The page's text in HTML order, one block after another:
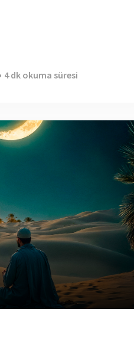
4 dk okuma süresi